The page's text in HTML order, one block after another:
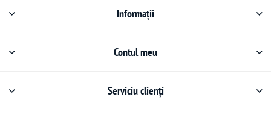
Informații
Contul meu
Serviciu clienți